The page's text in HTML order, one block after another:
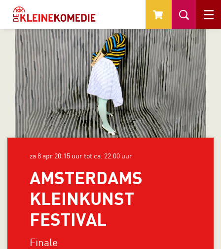
Menu
AMSTERDAMS
KLEINKUNST
FESTIVAL
Finale
za 8 apr 20.15 uur tot ca. 22.00 uur